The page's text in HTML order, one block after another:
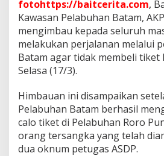
l
t
fotohttps://baitcerita.com,
Kawasan Pelabuhan Batam,
mengimbau kepada seluruh
melakukan perjalanan melalui
Batam agar tidak membeli tiket
Selasa (17/3).
Himbauan ini disampaikan
Pelabuhan Batam berhasil
calo tiket di Pelabuhan Roro
orang tersangka yang telah
dua oknum petugas ASDP.